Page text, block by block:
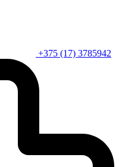
+375 (17) 3785942